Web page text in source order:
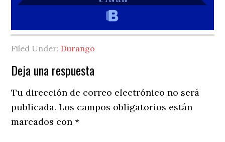
Filed Under: Durango
Reader
Interactions
Deja una respuesta
Tu dirección de correo electrónico no será
publicada. Los campos obligatorios están
marcados con*